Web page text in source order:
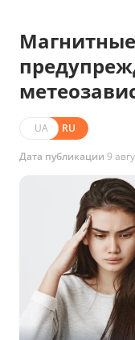
Магнитные
UA RU
Дата публикации 9